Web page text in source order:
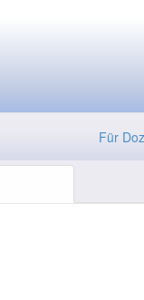
Für